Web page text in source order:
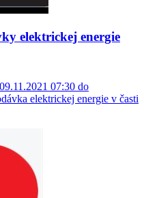
elektrickej energie
07:30 do
elektrickej energie v časti